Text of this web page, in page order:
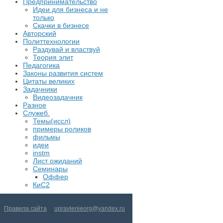
Идеи для бизнеса и не
только
Скачки в бизнесе
Авторский
Политтехнологии
Раздувай и властвуй
Теория элит
​Педагогика
Законы развития систем
Цитаты великих
Задачники
Видеозадачник
Разное
Служеб.
Темы(иссл)
примеры роликов
фильмы
идеи
instm
Лист ожиданий
Семинары
Оффер
КиС2
Правила сайта upravlenieorg@yandex.ru